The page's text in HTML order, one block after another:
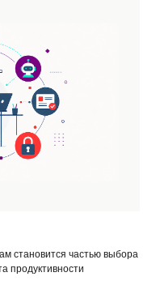
становится частью выбора
продуктивности